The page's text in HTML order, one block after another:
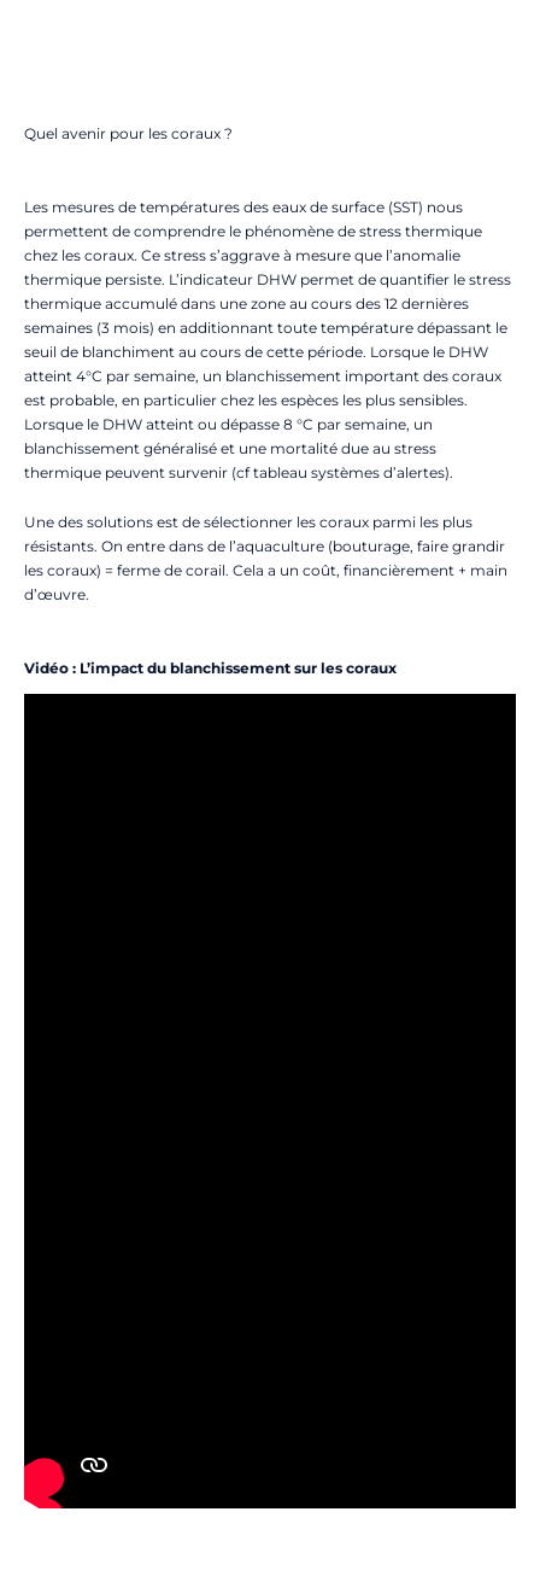
Quel avenir pour les coraux ?
Les mesures de températures des eaux de surface (SST) nous
permettent de comprendre le phénomène de stress thermique
chez les coraux. Ce stress s’aggrave à mesure que l’anomalie
thermique persiste. L’indicateur DHW permet de quantifier le stress
thermique accumulé dans une zone au cours des 12 dernières
semaines (3 mois) en additionnant toute température dépassant le
seuil de blanchiment au cours de cette période. Lorsque le DHW
atteint 4°C par semaine, un blanchissement important des coraux
est probable, en particulier chez les espèces les plus sensibles.
Lorsque le DHW atteint ou dépasse 8 °C par semaine, un
blanchissement généralisé et une mortalité due au stress
thermique peuvent survenir (cf tableau systèmes d’alertes).
Une des solutions est de sélectionner les coraux parmi les plus
résistants. On entre dans de l’aquaculture (bouturage, faire grandir
les coraux) = ferme de corail. Cela a un coût, financièrement + main
d’œuvre.
Vidéo : L’impact du blanchissement sur les coraux